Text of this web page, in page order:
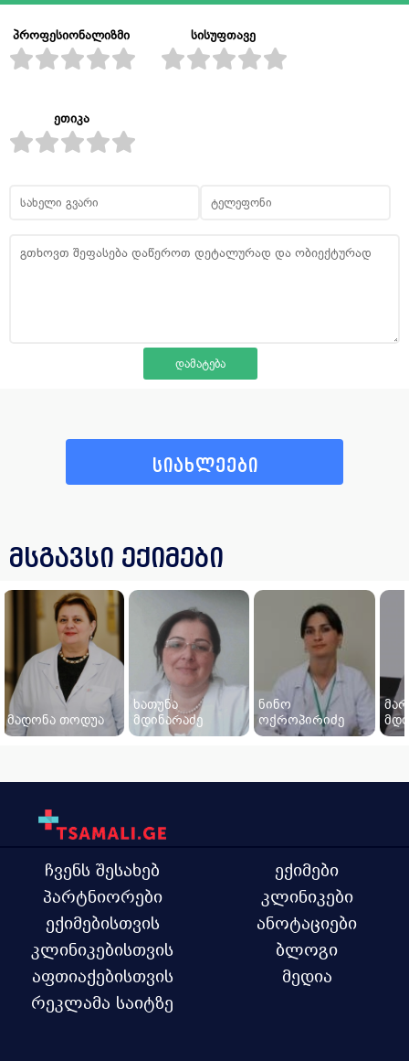
პროფესიონალიზმი სისუფთავე
ეთიკა
სიახლეები
მსგავსი ექიმები
მადონა თოდუა
ხათუნა
მდინარაძე
ნინო
ოქროპირიძე
ჩვენს შესახებ
პარტნიორები
ექიმებისთვის
კლინიკებისთვის
აფთიაქებისთვის
რეკლამა საიტზე
ექიმები
კლინიკები
ანოტაციები
ბლოგი
მედია